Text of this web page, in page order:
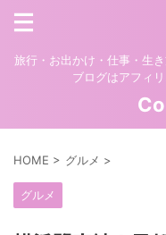
旅行・お出かけ・仕事・生
ブログはアフィ
HOME > グルメ >
グルメ